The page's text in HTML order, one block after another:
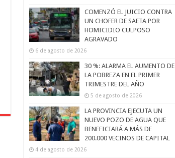
COMENZÓ EL JUICIO CONTRA
UN CHOFER DE SAETA POR
HOMICIDIO CULPOSO
AGRAVADO
6 de agosto de 2026
30 %: ALARMA EL AUMENTO DE
LA POBREZA EN EL PRIMER
TRIMESTRE DEL AÑO
5 de agosto de 2026
LA PROVINCIA EJECUTA UN
NUEVO POZO DE AGUA QUE
BENEFICIARÁ A MÁS DE
200.000 VECINOS DE CAPITAL
4 de agosto de 2026